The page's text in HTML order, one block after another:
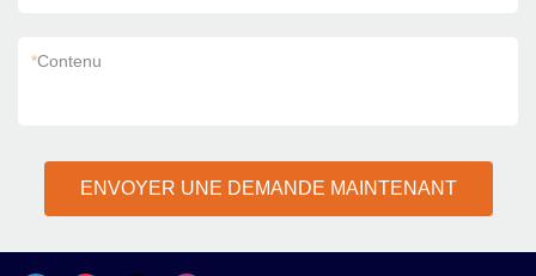
*Contenu
ENVOYER UNE DEMANDE MAINTENANT